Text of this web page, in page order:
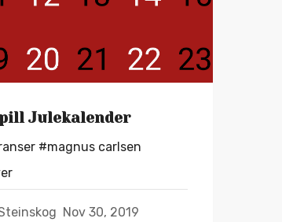
Julekalender
#magnus carlsen
Nov 30, 2019